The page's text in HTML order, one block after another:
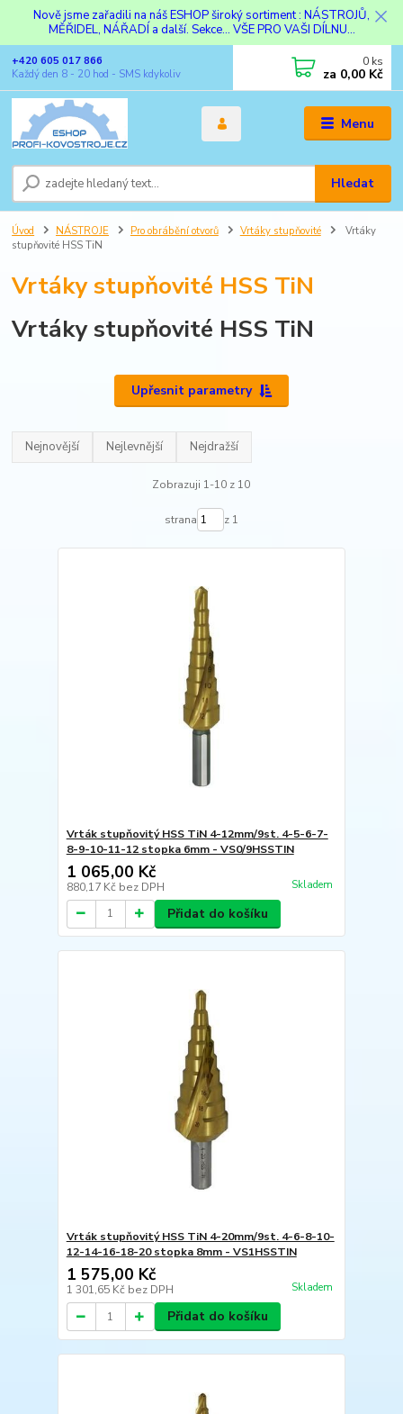
Nově jsme zařadili na náš ESHOP široký sortiment : NÁSTROJŮ,
MĚŘIDEL, NÁŘADÍ a další. Sekce... VŠE PRO VAŠI DÍLNU...
Menu
Hledat
+420 605 017 866
Každý den 8 - 20 hod - SMS kdykoliv
0 ks
za 0,00 Kč
Úvod NÁSTROJE Pro obrábění otvorů Vrtáky stupňovité
Vrtáky
stupňovité HSS TiN
Vrtáky stupňovité HSS TiN
Vrtáky stupňovité HSS TiN
Upřesnit parametry
Nejnovější Nejlevnější Nejdražší
Zobrazuji 1-10 z 10
strana z 1
Vrták stupňovitý HSS TiN 4-12mm/9st. 4-5-6-7-
8-9-10-11-12 stopka 6mm - VS0/9HSSTIN
1 065,00 Kč
880,17 Kč bez DPH Skladem
Přidat do košíku
Vrták stupňovitý HSS TiN 4-20mm/9st. 4-6-8-10-
12-14-16-18-20 stopka 8mm - VS1HSSTIN
1 575,00 Kč
1 301,65 Kč bez DPH Skladem
Přidat do košíku